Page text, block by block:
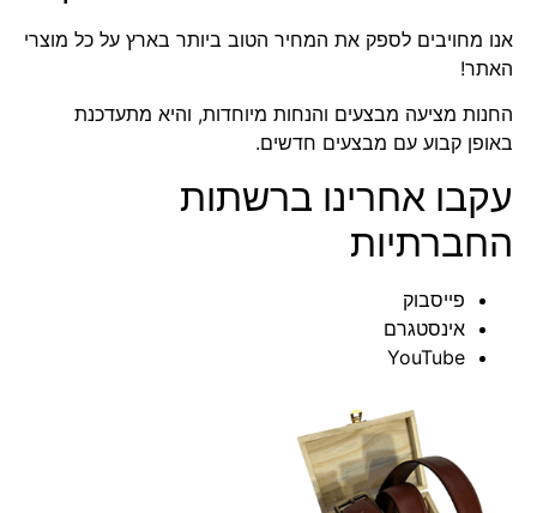
אנו מחויבים לספק את המחיר הטוב ביותר בארץ על כל מוצרי
האתר!
החנות מציעה מבצעים והנחות מיוחדות, והיא מתעדכנת
באופן קבוע עם מבצעים חדשים.
עקבו אחרינו ברשתות
החברתיות
פייסבוק
אינסטגרם
YouTube